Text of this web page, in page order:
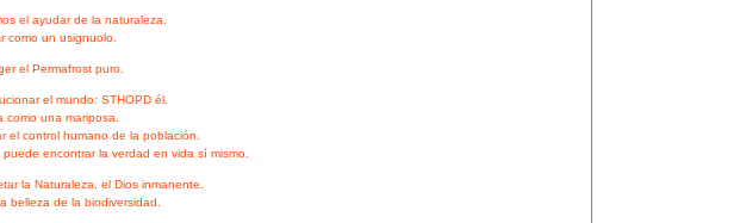
el ayudar de la naturaleza.
como un usignuolo.
el Permafrost puro.
el mundo: STHOPD él.
como una mariposa.
el control humano de la población.
puede encontrar la verdad en vida sí mismo.
la Naturaleza, el Dios inmanente.
belleza de la biodiversidad.